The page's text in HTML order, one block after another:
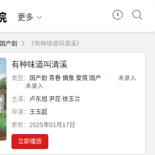
更多
国产剧 《有种味道叫清溪》
有种味道叫清溪
类型： 国产剧 青春 偶像 爱情 国产
未录入
未录入
主演： 卢东旭 尹蕊 徐玉兰
导演： 王玉超
更新： 2025年01月17日
立即播放